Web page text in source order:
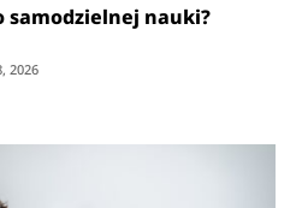
samodzielnej nauki?
2026